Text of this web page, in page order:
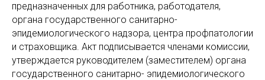
предназначенных для работника, работодателя,
органа государственного санитарно-
эпидемиологического надзора, центра профпатологии
и страховщика. Акт подписывается членами комиссии,
утверждается руководителем (заместителем) органа
государственного санитарно- эпидемиологического